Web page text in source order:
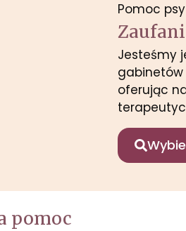
Pomoc
Jesteśmy
gabinetów
oferując
pomoc